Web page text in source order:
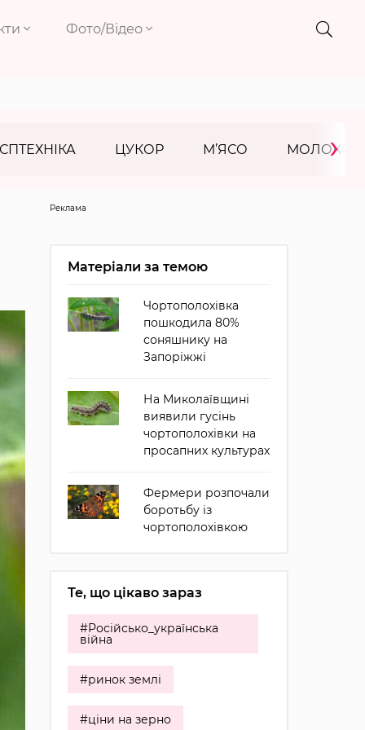
Фото/Відео
ЦУКОР М’ЯСО МОЛОКО
›
Реклама
Матеріали за темою
Чортополохівка
пошкодила 80%
соняшнику на
Запоріжжі
На Миколаївщині
виявили гусінь
чортополохівки на
просапних культурах
Фермери розпочали
боротьбу із
чортополохівкою
Те, що цікаво зараз
#Російсько_українська
війна
#ринок землі
#ціни на зерно